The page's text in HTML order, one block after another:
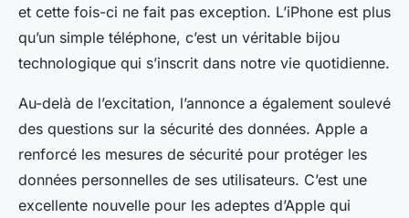
et cette fois-ci ne fait pas exception. L’iPhone est plus
qu’un simple téléphone, c’est un véritable bijou
technologique qui s’inscrit dans notre vie quotidienne.
Au-delà de l’excitation, l’annonce a également soulevé
des questions sur la sécurité des données. Apple a
renforcé les mesures de sécurité pour protéger les
données personnelles de ses utilisateurs. C’est une
excellente nouvelle pour les adeptes d’Apple qui